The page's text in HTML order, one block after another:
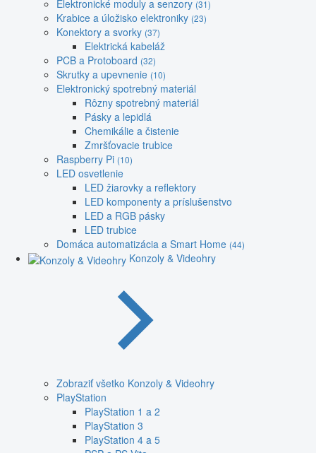
Elektronické moduly a senzory (31)
Krabice a úložisko elektroniky (23)
Konektory a svorky (37)
Elektrická kabeláž
PCB a Protoboard (32)
Skrutky a upevnenie (10)
Elektronický spotrebný materiál
Rôzny spotrebný materiál
Pásky a lepidlá
Chemikálie a čistenie
Zmršťovacie trubice
Raspberry Pi (10)
LED osvetlenie
LED žiarovky a reflektory
LED komponenty a príslušenstvo
LED a RGB pásky
LED trubice
Domáca automatizácia a Smart Home (44)
Konzoly & Videohry
Zobraziť všetko Konzoly & Videohry
PlayStation
PlayStation 1 a 2
PlayStation 3
PlayStation 4 a 5